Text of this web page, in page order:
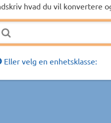
hvad du vil konvertere
Eller velg en enhetsklasse: